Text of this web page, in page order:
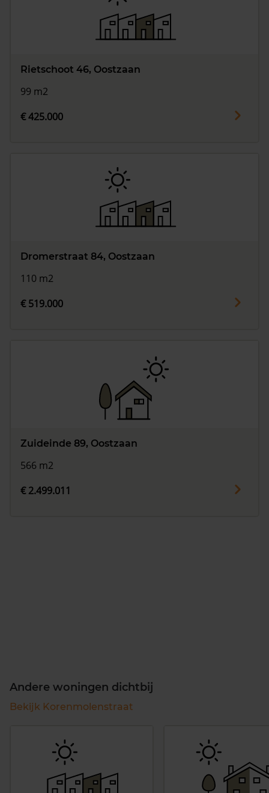
Rietschoot 46, Oostzaan
99 m2
€ 425.000
Dromerstraat 84, Oostzaan
110 m2
€ 519.000
Zuideinde 89, Oostzaan
566 m2
€ 2.499.011
Andere woningen dichtbij
Bekijk Korenmolenstraat